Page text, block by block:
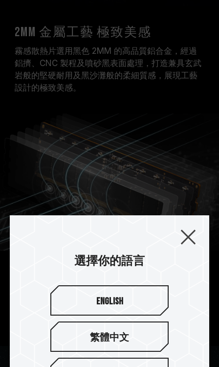
2mm 金屬工藝 極致美感
霧感散熱片選用黑色 2MM 的高品質鋁合金，經過
鋁擠、CNC 製程及噴砂黑表面處理，打造兼具玄武
岩般的堅硬耐用及黑沙灘般的柔細質感，展現工藝
設計的極致美感。
採用 10 層專業抗擾的優化 PCB 板提升效能與穩定
度，讓玩家體驗超頻快感及具高穩定性的超頻記憶
選擇你的語言
English
繁體中文